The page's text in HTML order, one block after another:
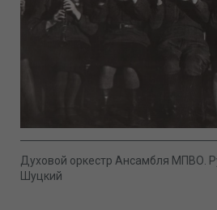
Духовой оркестр Ансамбля МПВО.
Шуцкий